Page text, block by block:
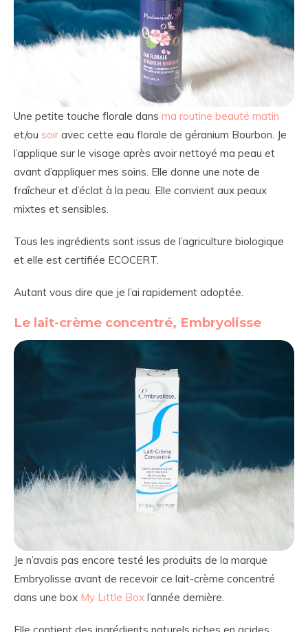
Une petite touche florale dans ma routine beauté matin
et/ou soir avec cette eau florale de géranium Bourbon. Je
l’applique sur le visage après avoir nettoyé ma peau et
avant d’appliquer mes soins. Elle donne une note de
fraîcheur et d’éclat à la peau. Elle convient aux peaux
mixtes et sensibles.
Tous les ingrédients sont issus de l’agriculture biologique
et elle est certifiée ECOCERT.
Autant vous dire que je l’ai rapidement adoptée.
Le lait-crème concentré, Embryolisse
Je n’avais pas encore testé les produits de la marque
Embryolisse avant de recevoir ce lait-crème concentré
dans une box My Little Box l’année dernière.
Elle contient des ingrédients naturels riches en acides